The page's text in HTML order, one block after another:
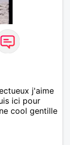
j'aime
ici pour
cool gentille